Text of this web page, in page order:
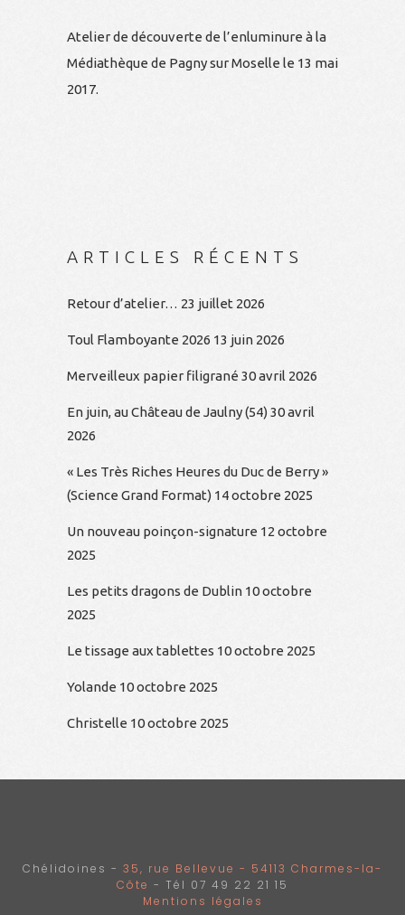
Atelier de découverte de l’enluminure à la
Médiathèque de Pagny sur Moselle le 13 mai
2017.
ARTICLES RÉCENTS
Retour d’atelier… 23 juillet 2026
Toul Flamboyante 2026 13 juin 2026
Merveilleux papier filigrané 30 avril 2026
En juin, au Château de Jaulny (54)30 avril
2026
« Les Très Riches Heures du Duc de Berry »
(Science Grand Format) 14 octobre 2025
Un nouveau poinçon-signature 12 octobre
2025
Les petits dragons de Dublin 10 octobre
2025
Le tissage aux tablettes 10 octobre 2025
Yolande 10 octobre 2025
Christelle 10 octobre 2025
Chélidoines - 35, rue Bellevue - 54113 Charmes-la-
Côte - Tél 07 49 22 21 15
Mentions légales